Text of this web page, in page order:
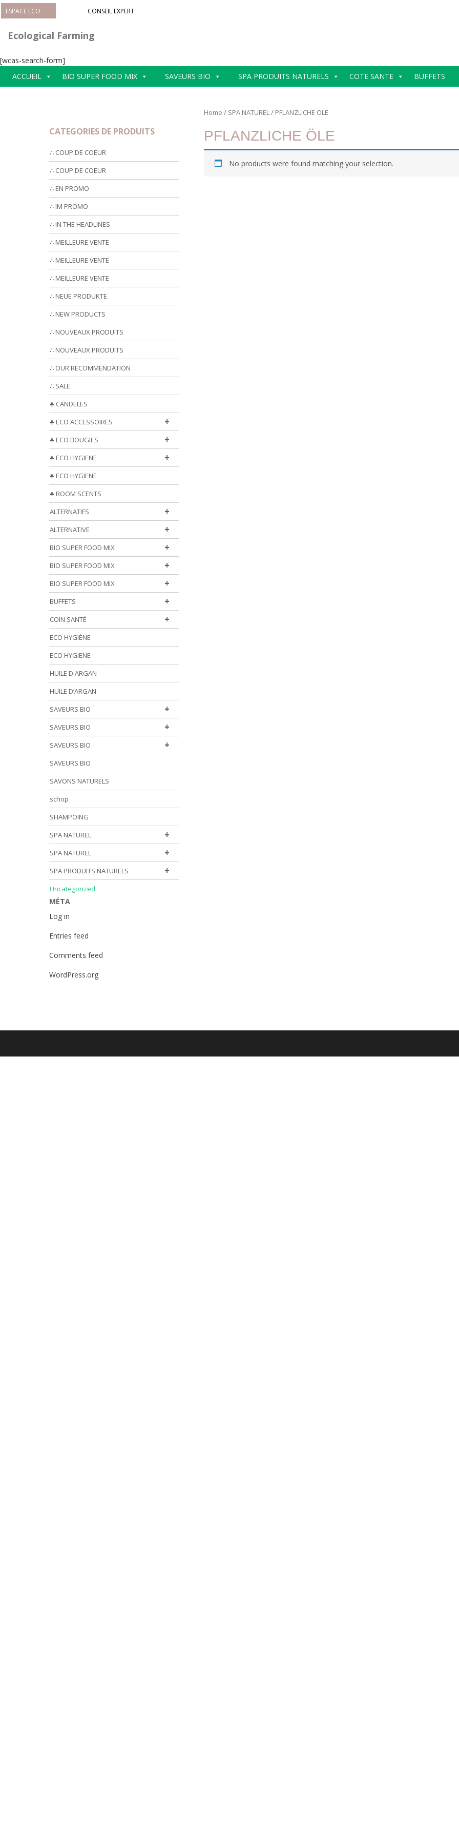
S
k
o
a
ESPACE ECO CONSEIL EXPERT
Ecological Farming
[wcas-search-form]
ACCUEIL BIO SUPER FOOD MIX SAVEURS BIO SPA PRODUITS NATURELS COTE SANTE BUFFETS
Home / SPA NATUREL/ PFLANZLICHE ÖLE
PFLANZLICHE ÖLE
No products were found matching your selection.
CATEGORIES DE PRODUITS
∴ COUP DE COEUR
∴ COUP DE COEUR
∴ EN PROMO
∴ IM PROMO
∴ IN THE HEADLINES
∴ MEILLEURE VENTE
∴ MEILLEURE VENTE
∴ MEILLEURE VENTE
∴ NEUE PRODUKTE
∴ NEW PRODUCTS
∴ NOUVEAUX PRODUITS
∴ NOUVEAUX PRODUITS
∴ OUR RECOMMENDATION
∴ SALE
♣ CANDELES
+
♣ ECO ACCESSOIRES
+
♣ ECO BOUGIES
+
♣ ECO HYGIENE
♣ ECO HYGIENE
♣ ROOM SCENTS
+
ALTERNATIFS
+
ALTERNATIVE
+
BIO SUPER FOOD MIX
+
BIO SUPER FOOD MIX
+
BIO SUPER FOOD MIX
+
BUFFETS
+
COIN SANTÉ
ECO HYGIÈNE
ECO HYGIENE
HUILE D'ARGAN
HUILE D’ARGAN
+
SAVEURS BIO
+
SAVEURS BIO
+
SAVEURS BIO
SAVEURS BIO
SAVONS NATURELS
schop
SHAMPOING
+
SPA NATUREL
+
SPA NATUREL
+
SPA PRODUITS NATURELS
Uncategorized
MÉTA
Log in
Entries feed
Comments feed
WordPress.org